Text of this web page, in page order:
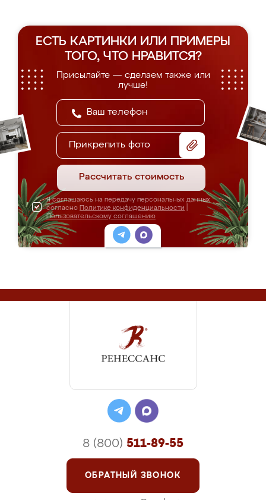
ЕСТЬ КАРТИНКИ ИЛИ ПРИМЕРЫ
ТОГО, ЧТО НРАВИТСЯ?
Присылайте — сделаем также или
лучше!
Прикрепить фото
Рассчитать стоимость
Я соглашаюсь на передачу персональных данных
согласно Политике конфиденциальности
Пользовательскому соглашению
8 (800) 511-89-55
ОБРАТНЫЙ ЗВОНОК